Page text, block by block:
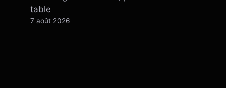
table
7 août 2026